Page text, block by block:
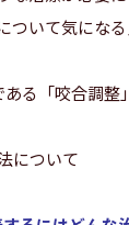
ついて気にな
る「咬合調整
について